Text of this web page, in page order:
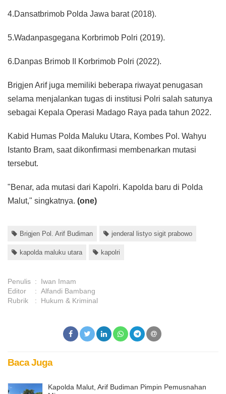
4.Dansatbrimob Polda Jawa barat (2018).
5.Wadanpasgegana Korbrimob Polri (2019).
6.Danpas Brimob II Korbrimob Polri (2022).
Brigjen Arif juga memiliki beberapa riwayat penugasan
selama menjalankan tugas di institusi Polri salah satunya
sebagai Kepala Operasi Madago Raya pada tahun 2022.
Kabid Humas Polda Maluku Utara, Kombes Pol. Wahyu
Istanto Bram, saat dikonfirmasi membenarkan mutasi
tersebut.
"Benar, ada mutasi dari Kapolri. Kapolda baru di Polda
Malut," singkatnya. (one)
Brigjen Pol. Arif Budiman jenderal listyo sigit prabowo
kapolda maluku utara kapolri
Penulis :
Iwan Imam
Editor
: Alfandi Bambang
Rubrik
: Hukum & Kriminal
Baca Juga
Kapolda Malut, Arif Budiman Pimpin Pemusnahan